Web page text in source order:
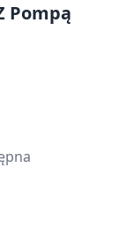
Pompą